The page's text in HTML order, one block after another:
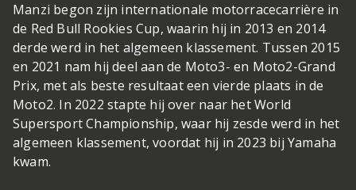
Manzi begon zijn internationale motorracecarrière in
de Red Bull Rookies Cup, waarin hij in 2013 en 2014
derde werd in het algemeen klassement. Tussen 2015
en 2021 nam hij deel aan de Moto3- en Moto2-Grand
Prix, met als beste resultaat een vierde plaats in de
Moto2. In 2022 stapte hij over naar het World
Supersport Championship, waar hij zesde werd in het
algemeen klassement, voordat hij in 2023 bij Yamaha
kwam.